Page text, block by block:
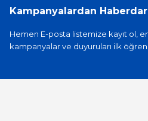
Hızlı kargo, iyi iletişim
Kampanyalardan
Hemen E-posta listemize kayıt ol,
kampanyalar ve duyuruları ilk